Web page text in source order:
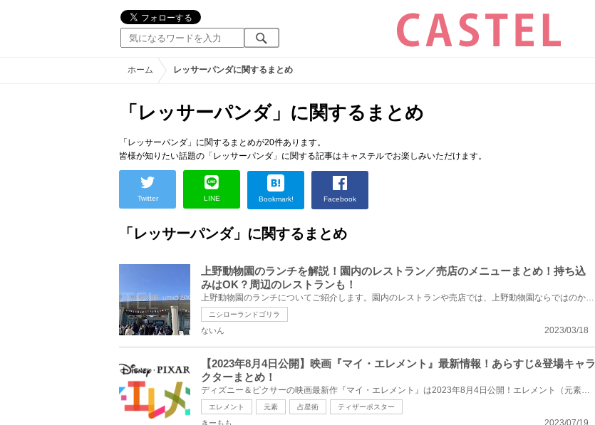
ホーム レッサーパンダに関するまとめ
「レッサーパンダ」に関するまとめ
「レッサーパンダ」に関するまとめが20件あります。
皆様が知りたい話題の「レッサーパンダ」に関する記事はキャステルでお楽しみいただけます。
Twitter LINE Bookmark! Facebook
「レッサーパンダ」に関するまとめ
上野動物園のランチを解説！園内のレストラン／売店のメニューまとめ！持ち込
みはOK？周辺のレストランも！
上野動物園のランチについてご紹介します。園内のレストランや売店では、上野動物園ならではのかわいい...
ニシローランドゴリラ
2023/03/18
ないん
【2023年8月4日公開】映画『マイ・エレメント』最新情報！あらすじ&登場キャラ
クターまとめ！
ディズニー＆ピクサーの映画最新作『マイ・エレメント』は2023年8月4日公開！エレメント（元素）の世界...
エレメント 元素 占星術 ティザーポスター
2023/07/19
きーもも